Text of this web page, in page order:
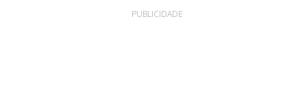
PUBLICIDADE